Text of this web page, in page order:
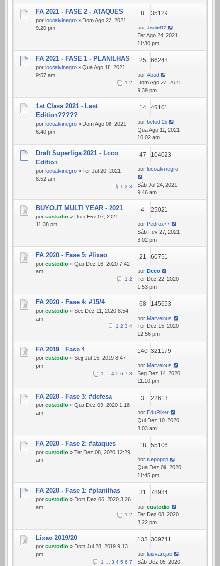
FA 2021 - FASE 2 - ATAQUES
por locoalvinegro » Dom Ago 22, 2021
9:20 pm
8 35129
por Jadiel12
Ter Ago 24, 2021
11:30 pm
FA 2021 - FASE 1 - PLANILHAS
por locoalvinegro » Qua Ago 18, 2021
9:57 am
1 2
25 66248
por Abud
Dom Ago 22, 2021
9:39 pm
1st Class 2021 - Last
Edition?????
por locoalvinegro » Dom Ago 08, 2021
6:40 pm
14 49101
por betodf25
Qua Ago 11, 2021
10:02 am
Draft Superliga 2021 - Loco
Edition
por locoalvinegro » Ter Jul 20, 2021
8:52 am
1 2 3
47 104023
por locoalvinegro
Sáb Jul 24, 2021
9:46 am
BUYOUT MULTI YEAR - 2021
por custodio » Dom Fev 07, 2021
11:38 pm
4 25021
por Pedrox77
Sáb Fev 27, 2021
6:02 pm
FA 2020 - Fase 5: #lixao
por custodio » Qua Dez 16, 2020 7:42
am
1 2
21 60751
por Deco
Ter Dez 22, 2020
1:53 pm
FA 2020 - Fase 4: #15/4
por custodio » Sex Dez 11, 2020 8:54
am
1 2 3 4
68 145653
por Marvelous
Ter Dez 15, 2020
12:56 pm
FA 2019 - Fase 4
por custodio » Seg Jul 15, 2019 8:47
pm
1 … 4 5 6 7 8
140 321179
por Marvelous
Seg Dez 14, 2020
11:10 pm
FA 2020 - Fase 3: #defesa
por custodio » Qua Dez 09, 2020 1:18
am
3 22613
por EduRiker
Qui Dez 10, 2020
8:03 am
FA 2020 - Fase 2: #ataques
por custodio » Ter Dez 08, 2020 12:29
am
18 55106
por Nepopop
Qua Dez 09, 2020
11:45 pm
FA 2020 - Fase 1: #planilhas
por custodio » Dom Dez 06, 2020 3:26
am
1 2
31 78934
por custodio
Ter Dez 08, 2020
8:22 pm
Lixao 2019/20
por custodio » Dom Jul 28, 2019 9:13
pm
1 … 3 4 5 6 7
133 309741
por luisvarejao
Sáb Dez 05, 2020